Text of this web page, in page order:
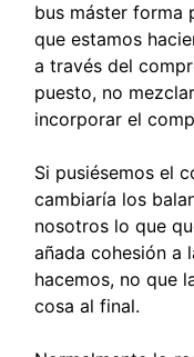
bus máster forma
que estamos
a través del
puesto, no
incorporar el
Si pusiésemos el
cambiaría los
nosotros lo que
añada cohesión a
hacemos, no que
cosa al final.